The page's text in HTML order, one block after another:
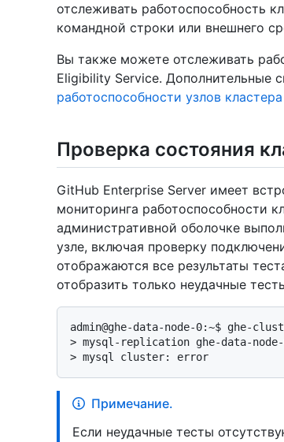
отслеживать работоспособность
командной строки или внешнего
Вы также можете отслеживать
Eligibility Service. Дополнительные
работоспособности узлов
Проверка состояния
GitHub Enterprise Server имеет
мониторинга работоспособности
административной оболочке
узле, включая проверку
отображаются все результаты
отобразить только неудачные
> mysql-replication ghe-data-
> mysql cluster: error
Примечание.
Если неудачные тесты